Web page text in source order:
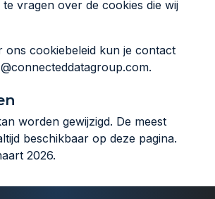
vragen over de cookies die wij
ons cookiebeleid kun je contact
worden gewijzigd. De meest
beschikbaar op deze pagina.
2026.